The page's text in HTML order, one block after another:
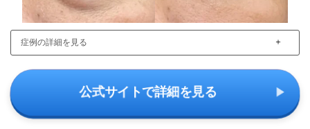
症例の詳細を見る ＋
公式サイトで詳細を見る